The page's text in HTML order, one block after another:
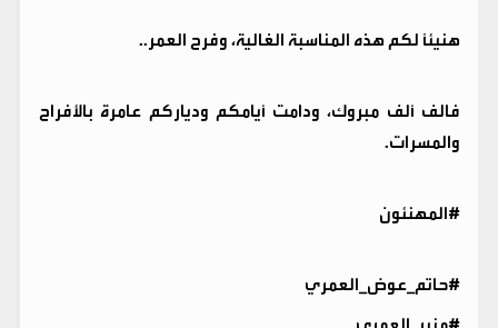
هنيئًا لكم هذه المناسبة الغالية، وفرح العمر..
فالف ألف مبروك، ودامت أيامكم ودياركم عامرة بالأفراح
والمسرات.
#المهنئون
#حاتم_عوض_العمري